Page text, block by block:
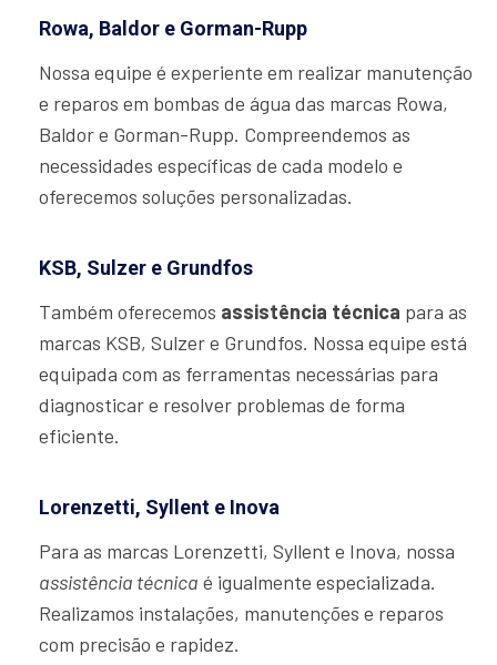
Rowa, Baldor e Gorman-Rupp
Nossa equipe é experiente em realizar manutenção
e reparos em bombas de água das marcas Rowa,
Baldor e Gorman-Rupp. Compreendemos as
necessidades específicas de cada modelo e
oferecemos soluções personalizadas.
KSB, Sulzer e Grundfos
Também oferecemos assistência técnica para as
marcas KSB, Sulzer e Grundfos. Nossa equipe está
equipada com as ferramentas necessárias para
diagnosticar e resolver problemas de forma
eficiente.
Lorenzetti, Syllent e Inova
Para as marcas Lorenzetti, Syllent e Inova, nossa
assistência técnica é igualmente especializada.
Realizamos instalações, manutenções e reparos
com precisão e rapidez.